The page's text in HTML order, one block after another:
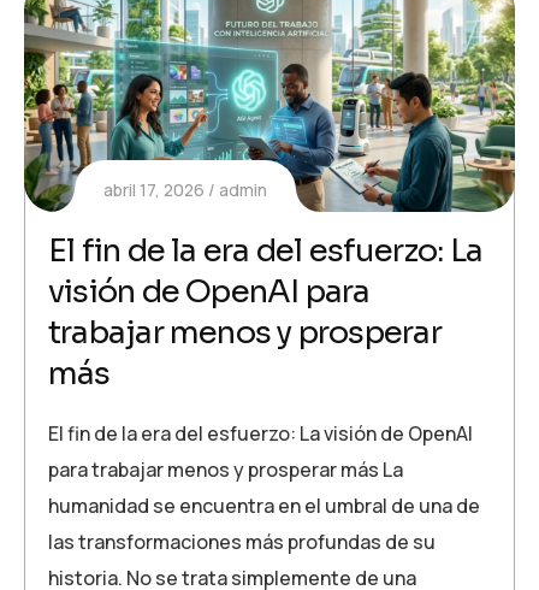
abril 17, 2026 admin
El fin de la era del esfuerzo: La
visión de OpenAI para
trabajar menos y prosperar
más
El fin de la era del esfuerzo: La visión de OpenAI
para trabajar menos y prosperar más La
humanidad se encuentra en el umbral de una de
las transformaciones más profundas de su
historia. No se trata simplemente de una